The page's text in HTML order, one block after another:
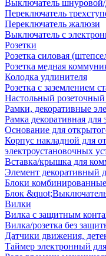
Выключатель
Переключатель
Переключатель жалюзи
Выключатель с
Розетки
Розетка силовая
Розетка медная
Колодка удлинителя
Розетка с заземлением
Настольный
Рамки, декоративные
Рамка декоративная для
Основание для
Корпус накладной для
электроустановочных
Вставка/крышка для
Элемент декоративный
Блоки комбинированные
Блок
Вилки
Вилка с защитным
Вилка/розетка без
Датчики движения,
Таймер электронный